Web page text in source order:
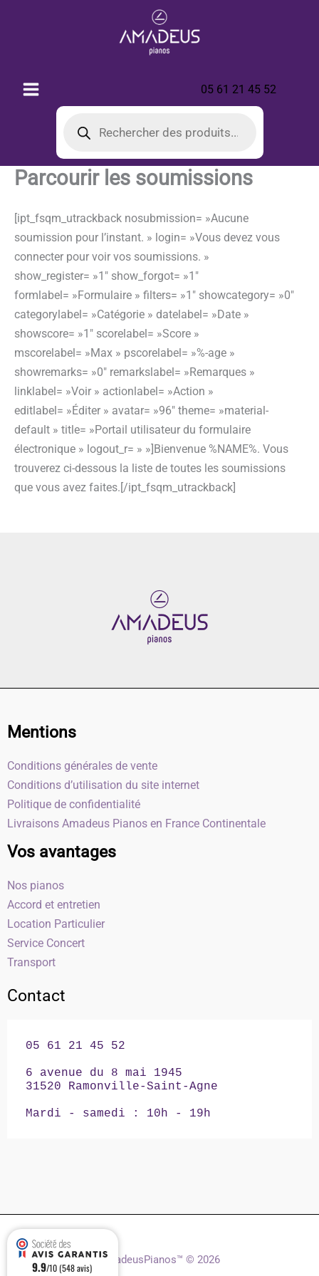
05 61 21 45 52
produits
Parcourir les soumissions
[ipt_fsqm_utrackback nosubmission= »Aucune
soumission pour l’instant. » login= »Vous devez vous
connecter pour voir vos soumissions. »
show_register= »1″ show_forgot= »1″
formlabel= »Formulaire » filters= »1″ showcategory= »0″
categorylabel= »Catégorie » datelabel= »Date »
showscore= »1″ scorelabel= »Score »
mscorelabel= »Max » pscorelabel= »%-age »
showremarks= »0″ remarkslabel= »Remarques »
linklabel= »Voir » actionlabel= »Action »
editlabel= »Éditer » avatar= »96″ theme= »material-
default » title= »Portail utilisateur du formulaire
électronique » logout_r= » »]Bienvenue %NAME%. Vous
trouverez ci-dessous la liste de toutes les soumissions
que vous avez faites.[/ipt_fsqm_utrackback]
Mentions
Conditions générales de vente
Conditions d’utilisation du site internet
Politique de confidentialité
Livraisons Amadeus Pianos en France Continentale
Vos avantages
Nos pianos
Accord et entretien
Location Particulier
Service Concert
Transport
Contact
05 61 21 45 52
6 avenue du 8 mai 1945
31520 Ramonville-Saint-Agne
Mardi - samedi : 10h - 19h
AmadeusPianos™ © 2026
9.9/10 (548 avis)